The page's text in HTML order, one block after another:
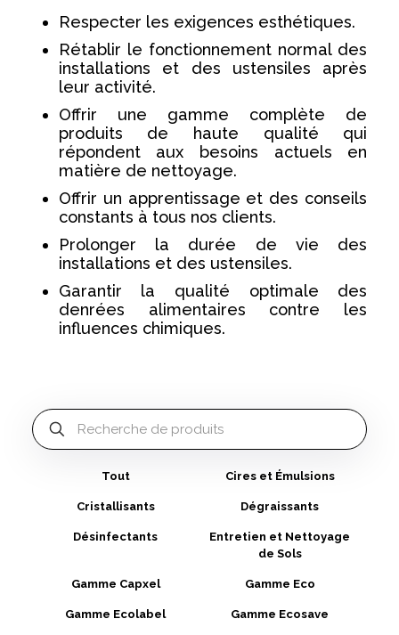
Respecter les exigences esthétiques.
Rétablir le fonctionnement normal des
installations et des ustensiles après
leur activité.
Offrir une gamme complète de
produits de haute qualité qui
répondent aux besoins actuels en
matière de nettoyage.
Offrir un apprentissage et des conseils
constants à tous nos clients.
Prolonger la durée de vie des
installations et des ustensiles.
Garantir la qualité optimale des
denrées alimentaires contre les
influences chimiques.
Tout Cires et Émulsions
Cristallisants Dégraissants
Désinfectants
Entretien et Nettoyage
de Sols
Gamme Capxel Gamme Eco
Gamme Ecolabel Gamme Ecosave